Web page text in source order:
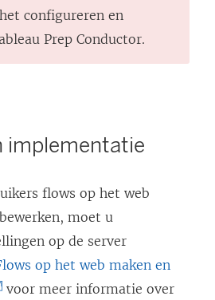
i
n
k
d
configureren en
Prep Conductor.
implementatie
flows op het web
moet u
op de server
op het web maken en
voor meer informatie over